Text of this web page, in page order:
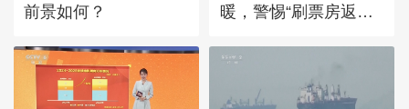
前景如何？
暖，警惕“刷票房返